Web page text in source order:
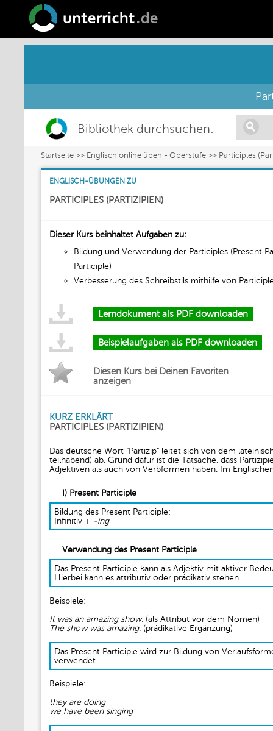
Bibliothek durchsuchen:
Startseite Englisch online üben - Oberstufe Participles
ENGLISCH-ÜBUNGEN ZU
PARTICIPLES (PARTIZIPIEN)
Dieser Kurs beinhaltet Aufgaben zu:
Bildung und Verwendung der Participles (Present
Participle)
Verbesserung des Schreibstils mithilfe von
Lerndokument als PDF downloaden
Beispielaufgaben als PDF downloaden
Diesen Kurs bei Deinen Favoriten
anzeigen
KURZ ERKLÄRT
PARTICIPLES (PARTIZIPIEN)
Das deutsche Wort "Partizip" leitet sich von dem
teilhabend) ab. Grund dafür ist die Tatsache, dass
Adjektiven als auch von Verbformen haben. Im
I) Present Participle
Bildung des Present Participle:
Infinitiv + -ing
Verwendung des Present Participle
Das Present Participle kann als Adjektiv mit aktiver
Hierbei kann es attributiv oder prädikativ stehen.
Beispiele:
It was an amazing show. (als Attribut vor dem Nomen)
The show was amazing. (prädikative Ergänzung)
Das Present Participle wird zur Bildung von
verwendet.
Beispiele:
they are doing
we have been singing